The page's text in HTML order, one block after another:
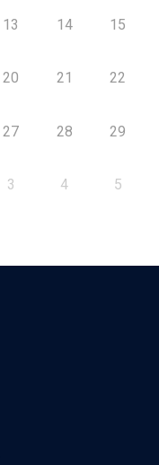
13 14 15
20 21 22
27 28 29
3 4 5